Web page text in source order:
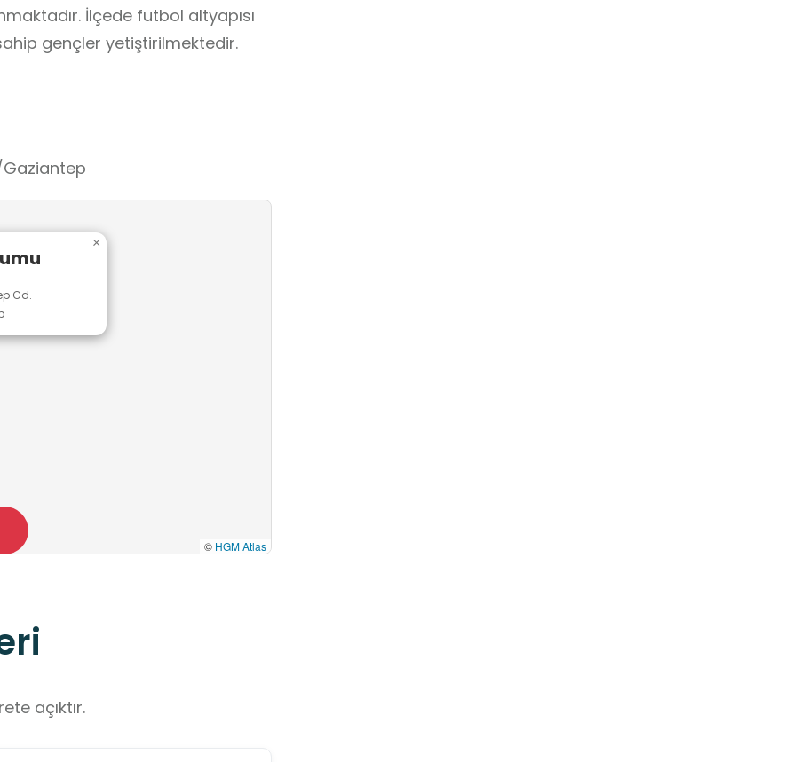
İlçede futbol altyapısı
gençler yetiştirilmektedir.
Gaziantep
Cd.
×
© HGM Atlas
açıktır.